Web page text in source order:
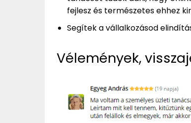
fejlesz és természetes ehhez
Segítek a vállalkozásod
Vélemények,